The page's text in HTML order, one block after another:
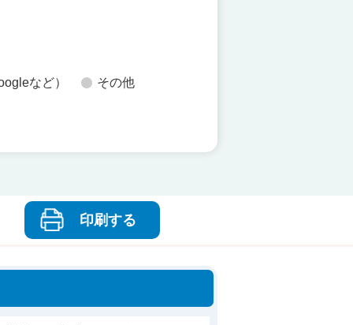
など） その他
印刷する